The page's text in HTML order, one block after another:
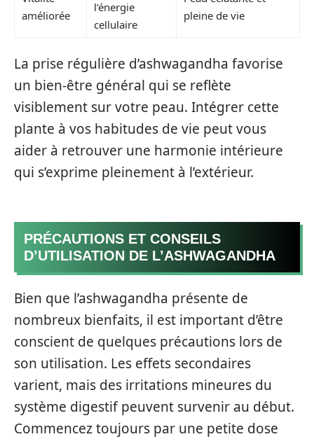
améliorée
l’énergie
cellulaire
pleine de vie
La prise régulière d’ashwagandha favorise
un bien-être général qui se reflète
visiblement sur votre peau. Intégrer cette
plante à vos habitudes de vie peut vous
aider à retrouver une harmonie intérieure
qui s’exprime pleinement à l’extérieur.
PRÉCAUTIONS ET CONSEILS
D’UTILISATION DE L’ASHWAGANDHA
Bien que l’ashwagandha présente de
nombreux bienfaits, il est important d’être
conscient de quelques précautions lors de
son utilisation. Les effets secondaires
varient, mais des irritations mineures du
système digestif peuvent survenir au début.
Commencez toujours par une petite dose